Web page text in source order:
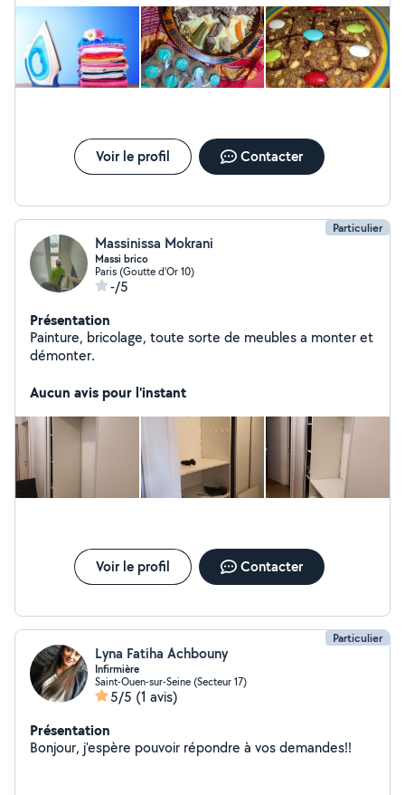
Voir le profil Contacter
Particulier
Massinissa Mokrani
Massi brico
Paris (Goutte d'Or 10)
-/5
Présentation
Painture, bricolage, toute sorte de meubles a monter et
démonter.
Aucun avis pour l'instant
Voir le profil Contacter
Particulier
Lyna Fatiha Achbouny
Infirmière
Saint-Ouen-sur-Seine (Secteur 17)
5/5 (1 avis)
Présentation
Bonjour, j'espère pouvoir répondre à vos demandes!!